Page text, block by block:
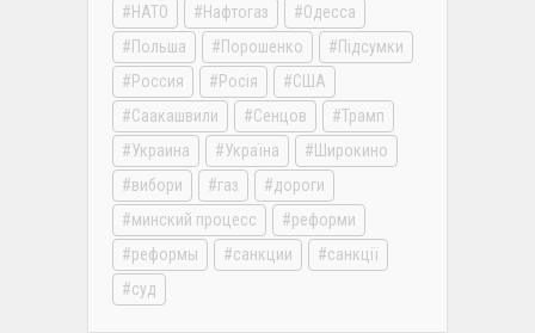
НАТО
Нафтогаз
Одесса
Польша
Порошенко
Підсумки
Россия
Росія
США
Саакашвили
Сенцов
Трамп
Украина
Україна
Широкино
вибори
газ
дороги
минский процесс
реформи
реформы
санкции
санкції
суд